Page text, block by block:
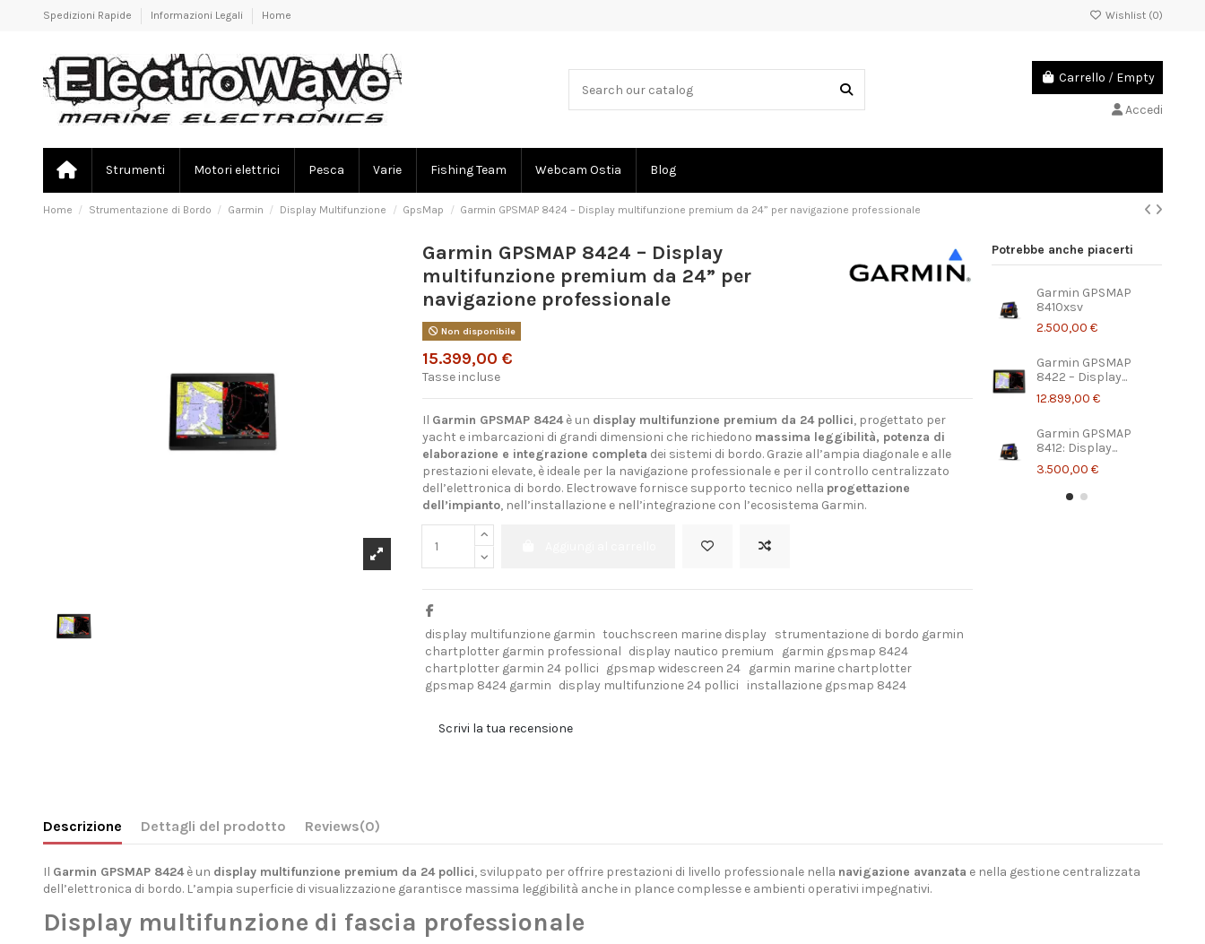
Spedizioni Rapide Informazioni Legali Home Wishlist (0)
Carrello / Empty
Accedi
Strumenti Motori elettrici Pesca Varie Fishing Team Webcam Ostia Blog
Home Strumentazione di Bordo Garmin Display Multifunzione GpsMap Garmin GPSMAP 8424 – Display multifunzione premium da 24” per navigazione professionale
Garmin GPSMAP 8424 – Display
multifunzione premium da 24” per
navigazione professionale
Non disponibile
15.399,00 €
Tasse incluse
Il Garmin GPSMAP 8424è un display multifunzione premium da 24 pollici, progettato per
yacht e imbarcazioni di grandi dimensioni che richiedono massima leggibilità, potenza di
elaborazione e integrazione completa dei sistemi di bordo. Grazie all’ampia diagonale e alle
prestazioni elevate, è ideale per la navigazione professionale e per il controllo centralizzato
dell’elettronica di bordo. Electrowave fornisce supporto tecnico nella progettazione
dell’impianto, nell’installazione e nell’integrazione con l’ecosistema Garmin.
display multifunzione garmin touchscreen marine display strumentazione di bordo garmin
chartplotter garmin professional display nautico premium
garmin gpsmap 8424
chartplotter garmin 24 pollici gpsmap widescreen 24 garmin marine chartplotter
gpsmap 8424 garmin display multifunzione 24 pollici installazione gpsmap 8424
Scrivi la tua recensione
Potrebbe anche piacerti
Garmin GPSMAP
8410xsv
2.500,00 €
Garmin GPSMAP
8422 – Display...
12.899,00 €
Garmin GPSMAP
8412: Display...
3.500,00 €
Descrizione Dettagli del prodotto Reviews(0)
Il Garmin GPSMAP 8424è un display multifunzione premium da 24 pollici, sviluppato per offrire prestazioni di livello professionale nella navigazione avanzata e nella gestione centralizzata
dell’elettronica di bordo. L’ampia superficie di visualizzazione garantisce massima leggibilità anche in plance complesse e ambienti operativi impegnativi.
Display multifunzione di fascia professionale